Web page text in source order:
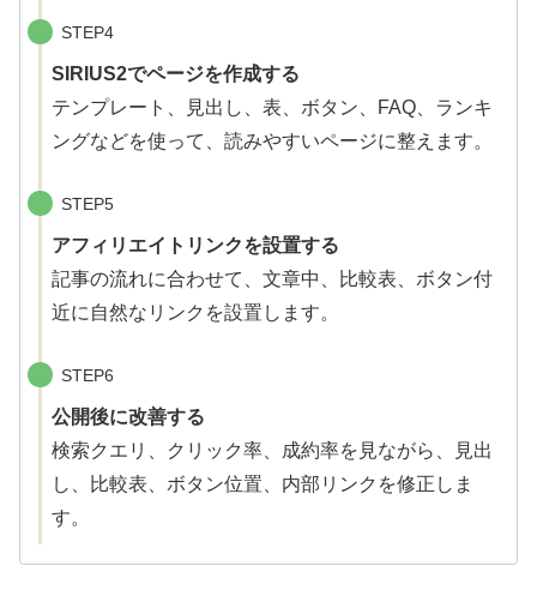
STEP4
SIRIUS2でページを作成する
テンプレート、見出し、表、ボタン、FAQ、ランキ
ングなどを使って、読みやすいページに整えます。
STEP5
アフィリエイトリンクを設置する
記事の流れに合わせて、文章中、比較表、ボタン付
近に自然なリンクを設置します。
STEP6
公開後に改善する
検索クエリ、クリック率、成約率を見ながら、見出
し、比較表、ボタン位置、内部リンクを修正しま
す。